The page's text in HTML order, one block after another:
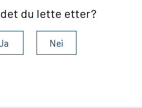
du lette etter?
Nei